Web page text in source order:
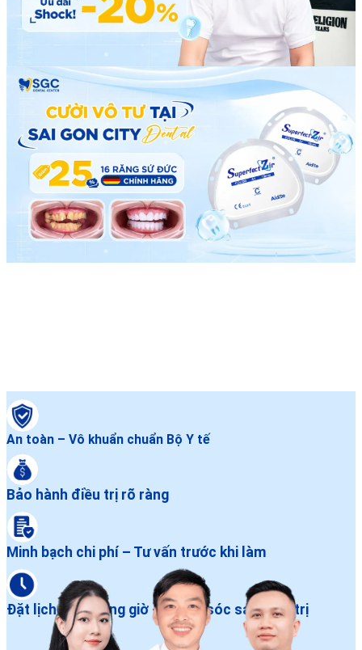
An toàn – Vô khuẩn chuẩn Bộ Y tế
Bảo hành điều trị rõ ràng
Minh bạch chi phí – Tư vấn trước khi làm
Đặt lịch dễ – Đúng giờ – Chăm sóc sau điều trị